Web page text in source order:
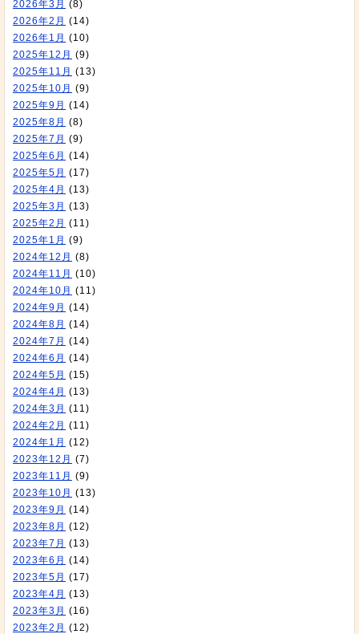
2026年3月 (8)
2026年2月 (14)
2026年1月 (10)
2025年12月 (9)
2025年11月 (13)
2025年10月 (9)
2025年9月 (14)
2025年8月 (8)
2025年7月 (9)
2025年6月 (14)
2025年5月 (17)
2025年4月 (13)
2025年3月 (13)
2025年2月 (11)
2025年1月 (9)
2024年12月 (8)
2024年11月 (10)
2024年10月 (11)
2024年9月 (14)
2024年8月 (14)
2024年7月 (14)
2024年6月 (14)
2024年5月 (15)
2024年4月 (13)
2024年3月 (11)
2024年2月 (11)
2024年1月 (12)
2023年12月 (7)
2023年11月 (9)
2023年10月 (13)
2023年9月 (14)
2023年8月 (12)
2023年7月 (13)
2023年6月 (14)
2023年5月 (17)
2023年4月 (13)
2023年3月 (16)
2023年2月 (12)